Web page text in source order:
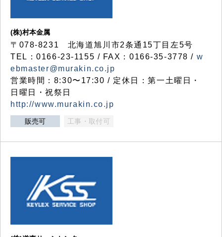
(株)村本金属
〒078-8231 北海道旭川市2条通15丁目左5号
TEL：0166-23-1155 / FAX：0166-35-3778 / w
ebmaster@murakin.co.jp
営業時間：8:30〜17:30 / 定休日：第一土曜日・
日曜日・祝祭日
http://www.murakin.co.jp
販売可 工事・取付可